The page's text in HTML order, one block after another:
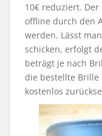
10€ reduziert.
offline durch den
werden. Lässt
schicken, erfolgt
beträgt je nach
die bestellte Brille
kostenlos